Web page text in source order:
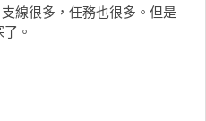
線很多，任務也很多。但是
。